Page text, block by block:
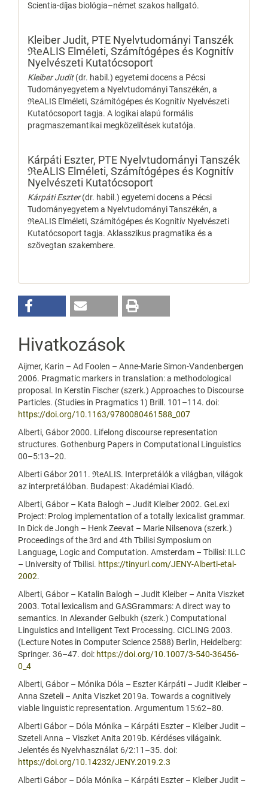
Scientia-díjas biológia–német szakos hallgató.
Kleiber Judit, PTE Nyelvtudományi Tanszék
ℜeALIS Elméleti, Számítógépes és Kognitív
Nyelvészeti Kutatócsoport
Kleiber Judit(dr. habil.) egyetemi docens a Pécsi
Tudományegyetem a Nyelvtudományi Tanszékén, a
ℜeALIS Elméleti, Számítógépes és Kognitív Nyelvészeti
Kutatócsoport tagja. A logikai alapú formális
pragmaszemantikai megközelítések kutatója.
Kárpáti Eszter, PTE Nyelvtudományi Tanszék
ℜeALIS Elméleti, Számítógépes és Kognitív
Nyelvészeti Kutatócsoport
Kárpáti Eszter(dr. habil.) egyetemi docens a Pécsi
Tudományegyetem a Nyelvtudományi Tanszékén, a
ℜeALIS Elméleti, Számítógépes és Kognitív Nyelvészeti
Kutatócsoport tagja. Aklasszikus pragmatika és a
szövegtan szakembere.
Hivatkozások
Aijmer, Karin – Ad Foolen – Anne-Marie Simon-Vandenbergen
2006. Pragmatic markers in translation: a methodological
proposal. In Kerstin Fischer (szerk.) Approaches to Discourse
Particles. (Studies in Pragmatics 1) Brill. 101–114. doi:
https://doi.org/10.1163/9780080461588_007
Alberti, Gábor 2000. Lifelong discourse representation
structures. Gothenburg Papers in Computational Linguistics
00–5:13–20.
Alberti Gábor 2011. ℜeALIS. Interpretálók a világban, világok
az interpretálóban. Budapest: Akadémiai Kiadó.
Alberti, Gábor – Kata Balogh – Judit Kleiber 2002. GeLexi
Project: Prolog implementation of a totally lexicalist grammar.
In Dick de Jongh – Henk Zeevat – Marie Nilsenova (szerk.)
Proceedings of the 3rd and 4th Tbilisi Symposium on
Language, Logic and Computation. Amsterdam – Tbilisi: ILLC
– University of Tbilisi. https://tinyurl.com/JENY-Alberti-etal-
2002.
Alberti, Gábor – Katalin Balogh – Judit Kleiber – Anita Viszket
2003. Total lexicalism and GASGrammars: A direct way to
semantics. In Alexander Gelbukh (szerk.) Computational
Linguistics and Intelligent Text Processing. CICLING 2003.
(Lecture Notes in Computer Science 2588) Berlin, Heidelberg:
Springer. 36–47. doi: https://doi.org/10.1007/3-540-36456-
0_4
Alberti, Gábor – Mónika Dóla – Eszter Kárpáti – Judit Kleiber –
Anna Szeteli – Anita Viszket 2019a. Towards a cognitively
viable linguistic representation. Argumentum 15:62–80.
Alberti Gábor – Dóla Mónika – Kárpáti Eszter – Kleiber Judit –
Szeteli Anna – Viszket Anita 2019b. Kérdéses világaink.
Jelentés és Nyelvhasználat 6/2:11–35. doi:
https://doi.org/10.14232/JENY.2019.2.3
Alberti Gábor – Dóla Mónika – Kárpáti Eszter – Kleiber Judit –